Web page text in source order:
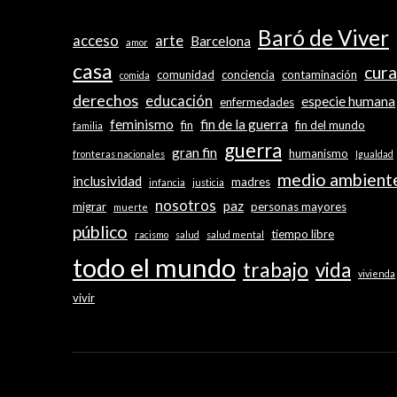
acceso amor arte Barcelona Baró de Viver
casa comida comunidad conciencia contaminación
derechos educación enfermedades especie humana
familia feminismo fin fin de la guerra fin del mundo
fronteras nacionales gran fin guerra humanismo Igualdad
inclusividad infancia justicia madres medio
migrar muerte nosotros paz personas mayores
público racismo salud salud mental tiempo libre
todo el mundo trabajo vida vivienda
vivir